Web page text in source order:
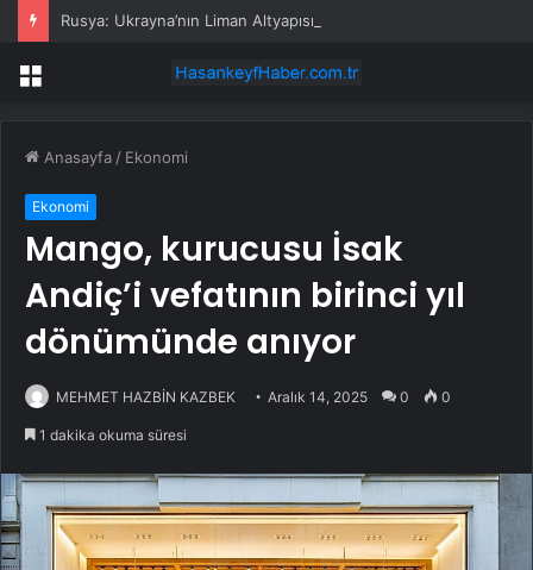
Menü
Anasayfa / Ekonomi
Ekonomi
Mango, kurucusu İsak
Andiç’i vefatının birinci yıl
dönümünde anıyor
MEHMET HAZBİN KAZBEK Aralık 14, 2025 0 0
1 dakika okuma süresi